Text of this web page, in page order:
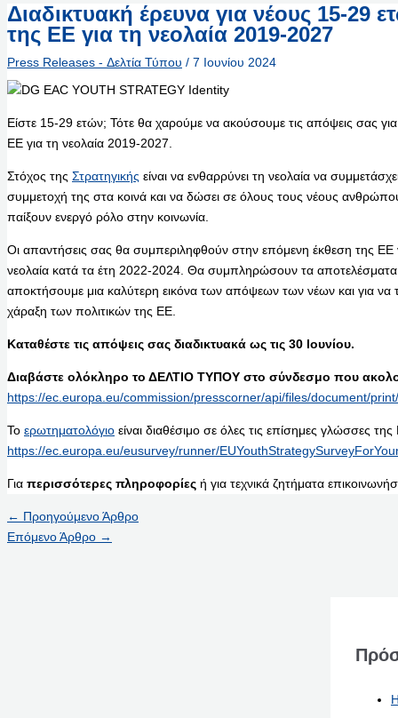
Διαδικτυακή έρευνα για νέους 15-29
της ΕΕ για τη νεολαία 2019-2027
Press Releases - Δελτία Τύπου / 7 Ιουνίου 2024
Είστε 15-29 ετών; Τότε θα χαρούμε να ακούσουμε τις απόψεις σας
ΕΕ για τη νεολαία 2019-2027.
Στόχος της Στρατηγικής είναι να ενθαρρύνει τη νεολαία να
συμμετοχή της στα κοινά και να δώσει σε όλους τους νέους
παίξουν ενεργό ρόλο στην κοινωνία.
Οι απαντήσεις σας θα συμπεριληφθούν στην επόμενη έκθεση της ΕΕ
νεολαία κατά τα έτη 2022-2024. Θα συμπληρώσουν τα
αποκτήσουμε μια καλύτερη εικόνα των απόψεων των νέων και για
χάραξη των πολιτικών της ΕΕ.
Καταθέστε τις απόψεις σας διαδικτυακά ως τις 30 Ιουνίου.
Διαβάστε ολόκληρο το ΔΕΛΤΙΟ ΤΥΠΟΥ στο σύνδεσμο που
https://ec.europa.eu/commission/presscorner/api/files/document/
Το ερωτηματολόγιο είναι διαθέσιμο σε όλες τις επίσημες γλώσσες
https://ec.europa.eu/eusurvey/runner/
Για περισσότερες πληροφορίες ή για τεχνικά ζητήματα
← Προηγούμενο Άρθρο
Επόμενο Άρθρο →